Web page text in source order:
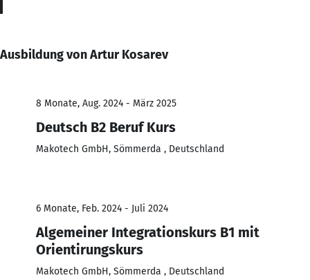
Ausbildung von Artur Kosarev
8 Monate, Aug. 2024 - März 2025
Deutsch B2 Beruf Kurs
Makotech GmbH, Sömmerda , Deutschland
6 Monate, Feb. 2024 - Juli 2024
Algemeiner Integrationskurs B1 mit
Orientirungskurs
Makotech GmbH, Sömmerda , Deutschland